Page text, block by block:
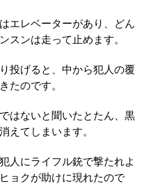
エレベーターがあり、どん
スンは走って止めます。
投げると、中から犯人の覆
たのです。
はないと聞いたとたん、黒
えてしまいます。
人にライフル銃で撃たれよ
ョクが助けに現れたので